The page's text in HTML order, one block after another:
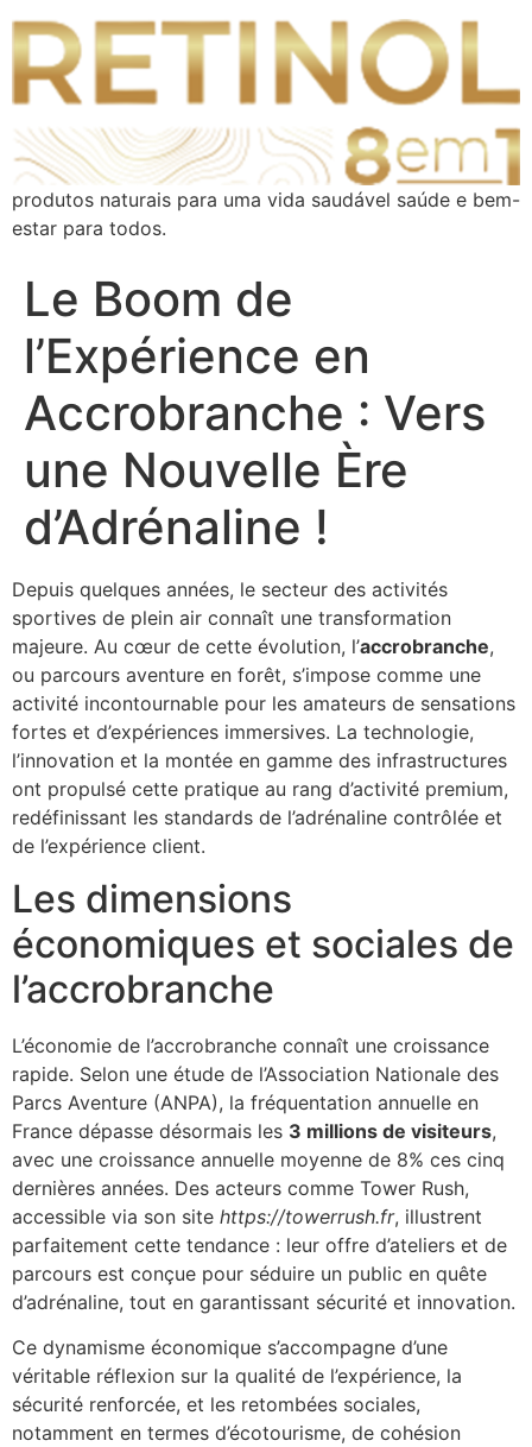
produtos naturais para uma vida saudável saúde e bem-
estar para todos.
Le Boom de
l’Expérience en
Accrobranche : Vers
une Nouvelle Ère
d’Adrénaline !
Depuis quelques années, le secteur des activités
sportives de plein air connaît une transformation
majeure. Au cœur de cette évolution, l’accrobranche,
ou parcours aventure en forêt, s’impose comme une
activité incontournable pour les amateurs de sensations
fortes et d’expériences immersives. La technologie,
l’innovation et la montée en gamme des infrastructures
ont propulsé cette pratique au rang d’activité premium,
redéfinissant les standards de l’adrénaline contrôlée et
de l’expérience client.
Les dimensions
économiques et sociales de
l’accrobranche
L’économie de l’accrobranche connaît une croissance
rapide. Selon une étude de l’Association Nationale des
Parcs Aventure (ANPA), la fréquentation annuelle en
France dépasse désormais les 3 millions de visiteurs,
avec une croissance annuelle moyenne de 8% ces cinq
dernières années. Des acteurs comme Tower Rush,
accessible via son site https://towerrush.fr, illustrent
parfaitement cette tendance : leur offre d’ateliers et de
parcours est conçue pour séduire un public en quête
d’adrénaline, tout en garantissant sécurité et innovation.
Ce dynamisme économique s’accompagne d’une
véritable réflexion sur la qualité de l’expérience, la
sécurité renforcée, et les retombées sociales,
notamment en termes d’écotourisme, de cohésion